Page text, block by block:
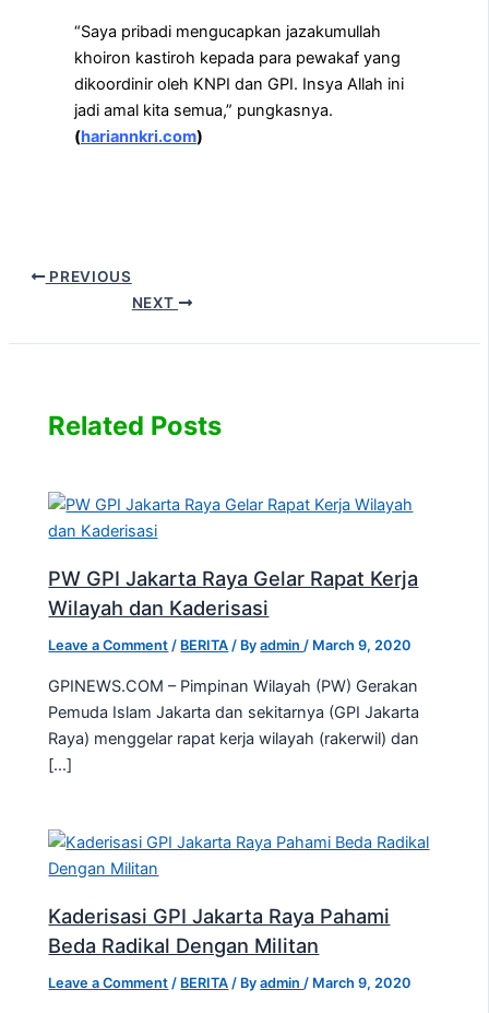
“Saya pribadi mengucapkan jazakumullah
khoiron kastiroh kepada para pewakaf yang
dikoordinir oleh KNPI dan GPI. Insya Allah ini
jadi amal kita semua,” pungkasnya.
(hariannkri.com)
PREVIOUS
NEXT
Related Posts
PW GPI Jakarta Raya Gelar Rapat Kerja
Wilayah dan Kaderisasi
Leave a Comment / BERITA / Byadmin/ March 9, 2020
GPINEWS.COM – Pimpinan Wilayah (PW) Gerakan
Pemuda Islam Jakarta dan sekitarnya (GPI Jakarta
Raya) menggelar rapat kerja wilayah (rakerwil) dan
[…]
Kaderisasi GPI Jakarta Raya Pahami
Beda Radikal Dengan Militan
Leave a Comment / BERITA / Byadmin / March 9, 2020